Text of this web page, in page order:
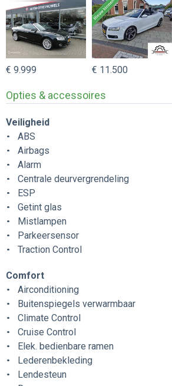
€ 9.999 € 11.500
Opties & accessoires
Veiligheid
ABS
Airbags
Alarm
Centrale deurvergrendeling
ESP
Getint glas
Mistlampen
Parkeersensor
Traction Control
Comfort
Airconditioning
Buitenspiegels verwarmbaar
Climate Control
Cruise Control
Elek. bedienbare ramen
Lederenbekleding
Lendesteun